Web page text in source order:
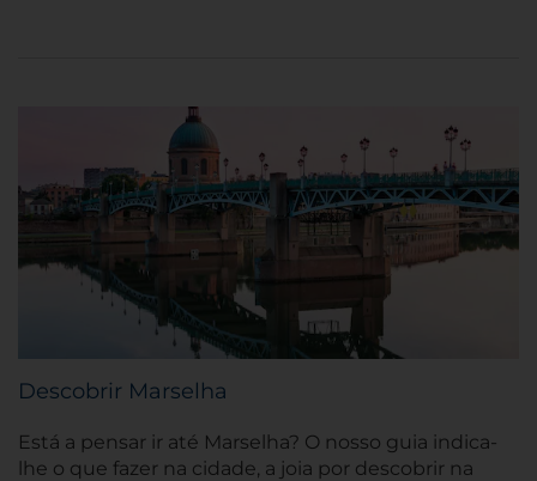
Descobrir Marselha
Está a pensar ir até Marselha? O nosso guia indica-
lhe o que fazer na cidade, a joia por descobrir na